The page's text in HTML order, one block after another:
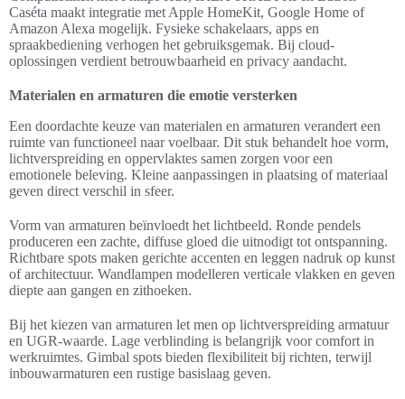
Caséta maakt integratie met Apple HomeKit, Google Home of
Amazon Alexa mogelijk. Fysieke schakelaars, apps en
spraakbediening verhogen het gebruiksgemak. Bij cloud-
oplossingen verdient betrouwbaarheid en privacy aandacht.
Materialen en armaturen die emotie versterken
Een doordachte keuze van materialen en armaturen verandert een
ruimte van functioneel naar voelbaar. Dit stuk behandelt hoe vorm,
lichtverspreiding en oppervlaktes samen zorgen voor een
emotionele beleving. Kleine aanpassingen in plaatsing of materiaal
geven direct verschil in sfeer.
Vorm van armaturen beïnvloedt het lichtbeeld. Ronde pendels
produceren een zachte, diffuse gloed die uitnodigt tot ontspanning.
Richtbare spots maken gerichte accenten en leggen nadruk op kunst
of architectuur. Wandlampen modelleren verticale vlakken en geven
diepte aan gangen en zithoeken.
Bij het kiezen van armaturen let men op lichtverspreiding armatuur
en UGR-waarde. Lage verblinding is belangrijk voor comfort in
werkruimtes. Gimbal spots bieden flexibiliteit bij richten, terwijl
inbouwarmaturen een rustige basislaag geven.